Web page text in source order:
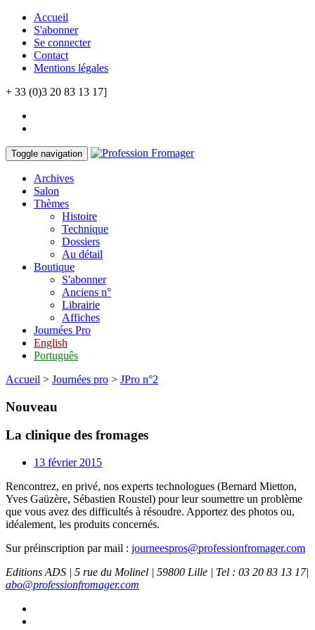
Accueil
S'abonner
Se connecter
Contact
Mentions légales
+ 33 (0)3 20 83 13 17]
Toggle navigation
Archives
Salon
Thèmes
Histoire
Technique
Dossiers
Au détail
Boutique
S'abonner
Anciens n°
Librairie
Affiches
Journées Pro
English
Português
Accueil > Journées pro > JPro n°2
Nouveau
La clinique des fromages
13 février 2015
Rencontrez, en privé, nos experts technologues (Bernard Mietton,
Yves Gaüzère, Sébastien Roustel) pour leur soumettre un problème
que vous avez des difficultés à résoudre. Apportez des photos ou,
idéalement, les produits concernés.
Sur préinscription par mail : journeespros@professionfromager.com
Editions ADS | 5 rue du Molinel | 59800 Lille | Tel : 03 20 83 13 17|
abo@professionfromager.com